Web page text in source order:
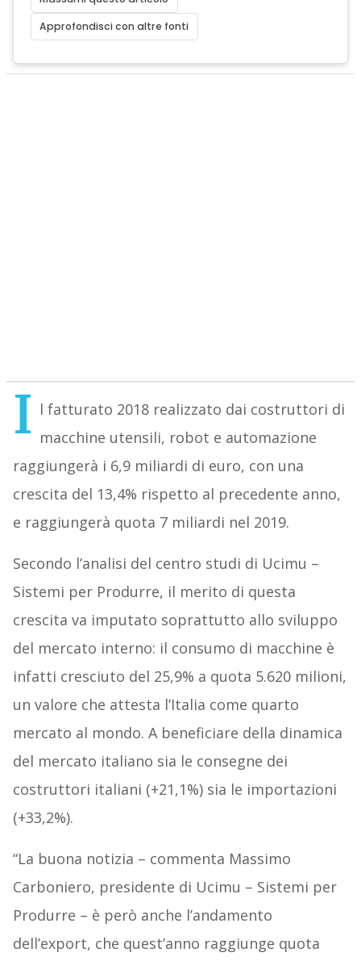
Approfondisci con altre fonti
I l fatturato 2018 realizzato dai costruttori di
macchine utensili, robot e automazione
raggiungerà i 6,9 miliardi di euro, con una
crescita del 13,4% rispetto al precedente anno,
e raggiungerà quota 7 miliardi nel 2019.
Secondo l’analisi del centro studi di Ucimu –
Sistemi per Produrre, il merito di questa
crescita va imputato soprattutto allo sviluppo
del mercato interno: il consumo di macchine è
infatti cresciuto del 25,9% a quota 5.620 milioni,
un valore che attesta l’Italia come quarto
mercato al mondo. A beneficiare della dinamica
del mercato italiano sia le consegne dei
costruttori italiani (+21,1%) sia le importazioni
(+33,2%).
“La buona notizia – commenta Massimo
Carboniero, presidente di Ucimu – Sistemi per
Produrre – è però anche l’andamento
dell’export, che quest’anno raggiunge quota